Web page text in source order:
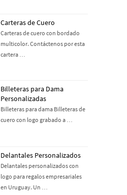
Carteras de Cuero
Carteras de cuero con bordado
multicolor. Contáctenos por esta
cartera …
Billeteras para Dama
Personalizadas
Billeteras para dama Billeteras de
cuero con logo grabado a …
Delantales Personalizados
Delantales personalizados con
logo para regalos empresariales
en Uruguay. Un …